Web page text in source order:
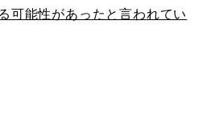
可能性があったと言われてい